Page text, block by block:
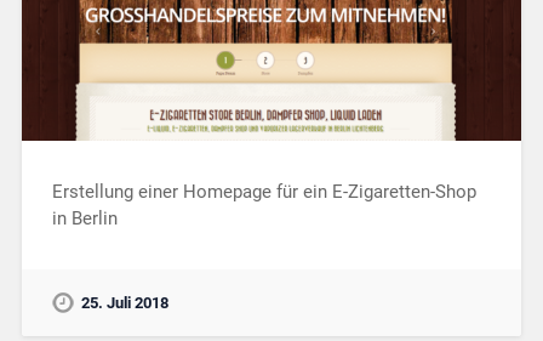
Erstellung einer Homepage für ein E-Zigaretten-Shop
in Berlin
25. Juli 2018